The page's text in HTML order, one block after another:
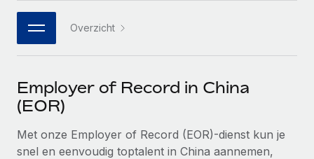
Integraties
DIENSTEN
Krijg hulp van global HR- en juridische experts
WERK MET ONS SAMEN
Strategische technologiepartners
Een partner worden
Ontdek hoe je met ons kunt samenwerken
Integraties en advies over AI-automatiseringen
Webinars
Newsroom
Inzichtencentrum
日本語
한국어
Overzicht
Employer of Record in China
(EOR)
Met onze Employer of Record (EOR)-dienst kun je
snel en eenvoudig toptalent in China aannemen,